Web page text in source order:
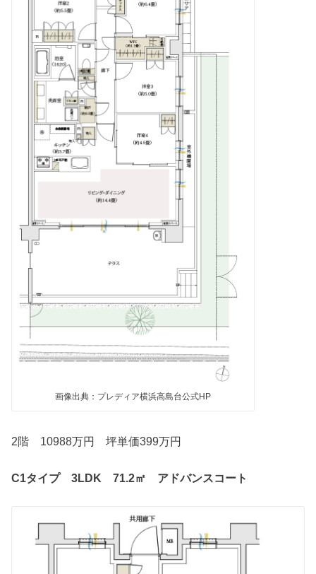
画像出典：プレディア横浜高島台公式HP
2階 10988万円 坪単価399万円
C1タイプ 3LDK 71.2㎡ アドバンスコート